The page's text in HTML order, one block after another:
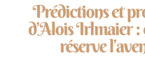
Prédictions et
d’Alois Irlmaier :
réserve